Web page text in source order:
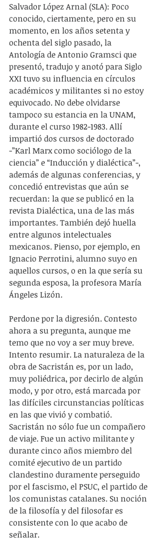
Salvador López Arnal (SLA): Poco
conocido, ciertamente, pero en su
momento, en los años setenta y
ochenta del siglo pasado, la
Antología de Antonio Gramsci que
presentó, tradujo y anotó para Siglo
XXI tuvo su influencia en círculos
académicos y militantes si no estoy
equivocado. No debe olvidarse
tampoco su estancia en la UNAM,
durante el curso 1982-1983. Allí
impartió dos cursos de doctorado
-”Karl Marx como sociólogo de la
ciencia” e “Inducción y dialéctica”-,
además de algunas conferencias, y
concedió entrevistas que aún se
recuerdan: la que se publicó en la
revista Dialéctica, una de las más
importantes. También dejó huella
entre algunos intelectuales
mexicanos. Pienso, por ejemplo, en
Ignacio Perrotini, alumno suyo en
aquellos cursos, o en la que sería su
segunda esposa, la profesora María
Ángeles Lizón.
Perdone por la digresión. Contesto
ahora a su pregunta, aunque me
temo que no voy a ser muy breve.
Intento resumir. La naturaleza de la
obra de Sacristán es, por un lado,
muy poliédrica, por decirlo de algún
modo, y por otro, está marcada por
las difíciles circunstancias políticas
en las que vivió y combatió.
Sacristán no sólo fue un compañero
de viaje. Fue un activo militante y
durante cinco años miembro del
comité ejecutivo de un partido
clandestino duramente perseguido
por el fascismo, el PSUC, el partido de
los comunistas catalanes. Su noción
de la filosofía y del filosofar es
consistente con lo que acabo de
señalar.